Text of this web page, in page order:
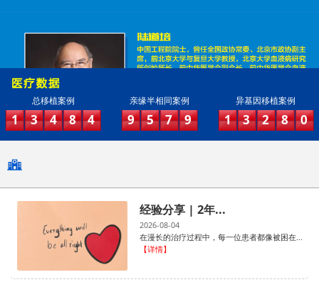
总移植案例
1 3 4 8 4
亲缘半相同案例
9 5 7 9
异基因移植案例
1 3 2 8 0
经验分享 | 2年...
2026-08-04
在漫长的治疗过程中，每一位患者都像被困在...
【详情】